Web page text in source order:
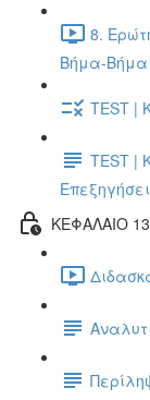
8.
Βήμα-Βήμα
TEST |
TEST |
ΚΕΦΑΛΑΙΟ